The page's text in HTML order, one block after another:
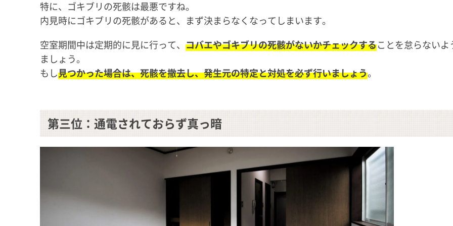
特に、ゴキブリの死骸は最悪ですね。
内見時にゴキブリの死骸があると、まず決まらなくなってしまいます。
空室期間中は定期的に見に行って、 コバエやゴキブリの死骸がないかチェックすることを怠らないよ
ましょう。
もし見つかった場合は、死骸を撤去し、発生元の特定と対処を必ず行いましょう。
第三位：通電されておらず真っ暗